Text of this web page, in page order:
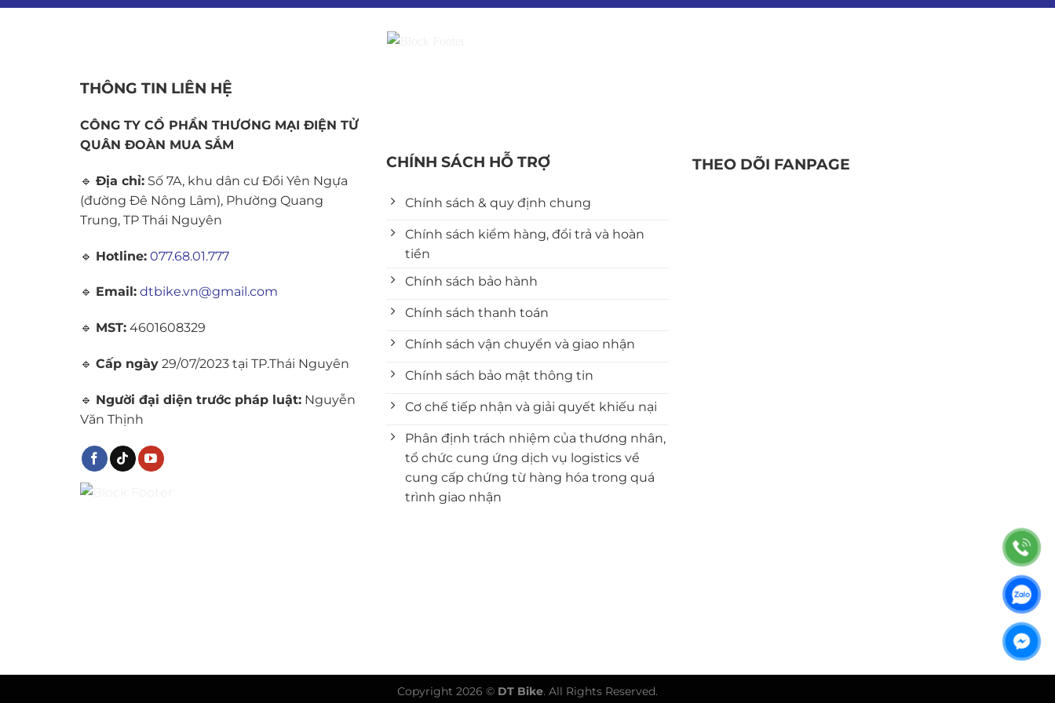
THÔNG TIN LIÊN HỆ
CÔNG TY CỔ PHẦN THƯƠNG MẠI ĐIỆN TỬ
QUÂN ĐOÀN MUA SẮM
🔹 Địa chỉ: Số 7A, khu dân cư Đồi Yên Ngựa
(đường Đê Nông Lâm), Phường Quang
Trung, TP Thái Nguyên
🔹 Hotline: 077.68.01.777
🔹 Email: dtbike.vn@gmail.com
🔹 MST: 4601608329
🔹 Cấp ngày 29/07/2023 tại TP.Thái Nguyên
🔹 Người đại diện trước pháp luật: Nguyễn
Văn Thịnh
CHÍNH SÁCH HỖ TRỢ
Chính sách & quy định chung
Chính sách kiểm hàng, đổi trả và hoàn
tiền
Chính sách bảo hành
Chính sách thanh toán
Chính sách vận chuyển và giao nhận
Chính sách bảo mật thông tin
Cơ chế tiếp nhận và giải quyết khiếu nại
Phân định trách nhiệm của thương nhân,
tổ chức cung ứng dịch vụ logistics về
cung cấp chứng từ hàng hóa trong quá
trình giao nhận
THEO DÕI FANPAGE
Copyright 2026 © DT Bike. All Rights Reserved.